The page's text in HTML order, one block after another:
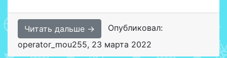
Читать дальше →
Опубликовал:
operator_mou255, 23 марта 2022